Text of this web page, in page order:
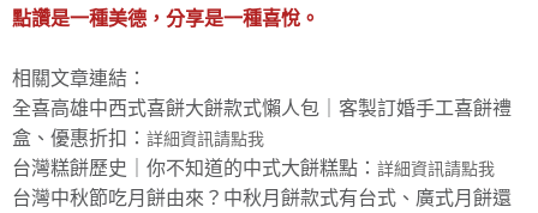
點讚是一種美德，分享是一種喜悅。
相關文章連結：
全喜高雄中西式喜餅大餅款式懶人包｜客製訂婚手工喜餅禮
盒、優惠折扣： 詳細資訊請點我
台灣糕餅歷史｜你不知道的中式大餅糕點： 詳細資訊請點我
台灣中秋節吃月餅由來？中秋月餅款式有台式、廣式月餅還